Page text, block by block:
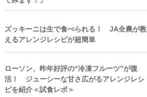
ズッキーニは生で食べられる！ JA全農が教
えるアレンジレシピが超簡単
ローソン、昨年好評の“冷凍フルーツ”が復
活！ ジューシーな甘さ広がるアレンジレシ
ピを紹介＜試食レポ＞